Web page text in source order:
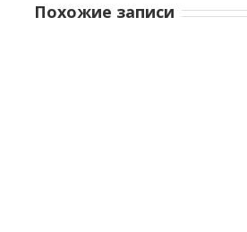
Похожие записи